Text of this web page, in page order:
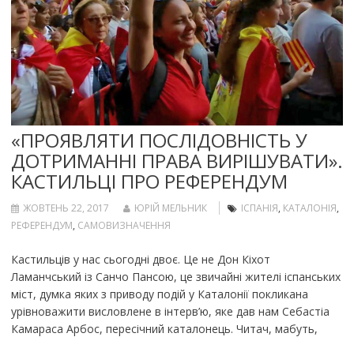
«ПРОЯВЛЯТИ ПОСЛІДОВНІСТЬ У
ДОТРИМАННІ ПРАВА ВИРІШУВАТИ».
КАСТИЛЬЦІ ПРО РЕФЕРЕНДУМ
ЖОВТЕНЬ 22, 2017 ЮРІЙ МЕЛЬНИК ІСПАНІЯ, КАТАЛОНІЯ,
РЕФЕРЕНДУМ, САМОВИЗНАЧЕННЯ
Кастильців у нас сьогодні двоє. Це не Дон Кіхот
Ламанчський із Санчо Пансою, це звичайні жителі іспанських
міст, думка яких з приводу подій у Каталонії покликана
урівноважити висловлене в інтерв’ю, яке дав нам Себастіа
Камараса Арбос, пересічний каталонець. Читач, мабуть,